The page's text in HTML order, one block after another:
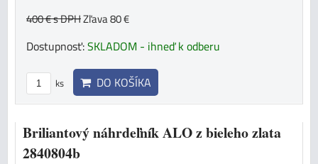
400 €s DPHZľava 80 €
Dostupnosť:SKLADOM - ihneď k odberu
ks DO KOŠÍKA
Briliantový náhrdeľník ALO z bieleho zlata
2840804b